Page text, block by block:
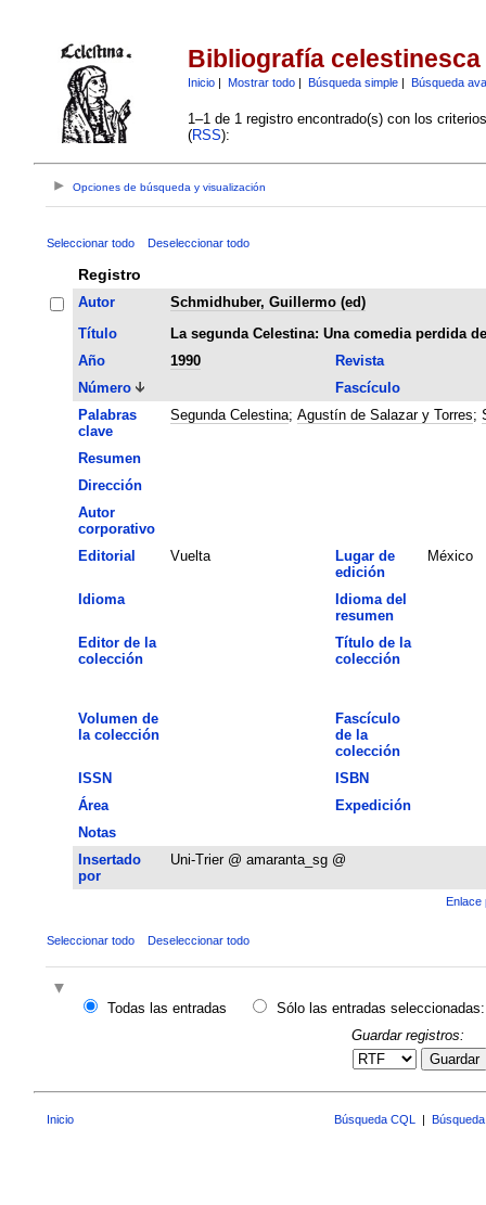
Bibliografía celestinesca
Inicio| Mostrar todo| Búsqueda simple| Búsqueda
1–1 de 1 registro encontrado(s) con los
(RSS):
Opciones de búsqueda y visualización
Seleccionar todo Deseleccionar todo
Registro
Autor
Schmidhuber, Guillermo (ed)
Título
La segunda Celestina: Una comedia perdida
Año
1990
Revista
Número
Fascículo
Palabras
clave
Segunda Celestina; Agustín de Salazar y Torres;
Resumen
Dirección
Autor
corporativo
Editorial
Vuelta
Lugar de
edición
México
Idioma
Idioma del
resumen
Editor de la
colección
Título de la
colección
Volumen de
la colección
Fascículo
de la
colección
ISSN
ISBN
Área
Expedición
Notas
Insertado
por
Uni-Trier @ amaranta_sg @
Enlace
Seleccionar todo Deseleccionar todo
Todas las entradas
Sólo las entradas seleccionadas:
Guardar registros:
Guardar
Inicio Búsqueda CQL